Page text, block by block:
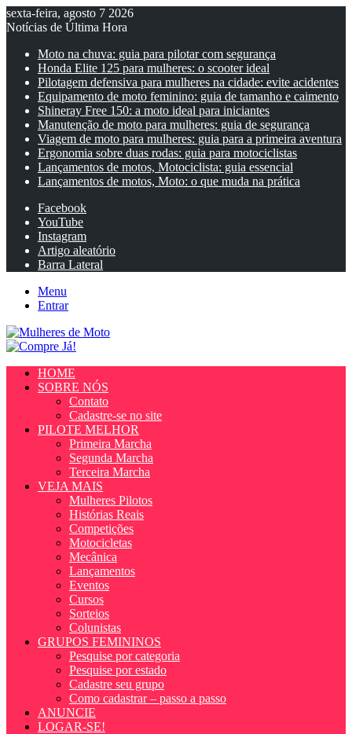
sexta-feira, agosto 7 2026
Notícias de Última Hora
Moto na chuva: guia para pilotar com segurança
Honda Elite 125 para mulheres: o scooter ideal
Pilotagem defensiva para mulheres na cidade: evite acidentes
Equipamento de moto feminino: guia de tamanho e caimento
Shineray Free 150: a moto ideal para iniciantes
Manutenção de moto para mulheres: guia de segurança
Viagem de moto para mulheres: guia para a primeira aventura
Ergonomia sobre duas rodas: guia para motociclistas
Lançamentos de motos, Motociclista: guia essencial
Lançamentos de motos, Moto: o que muda na prática
Facebook
YouTube
Instagram
Artigo aleatório
Barra Lateral
Menu
Entrar
HOME
SOBRE NÓS
Contato
Cadastre-se no site
PILOTE MELHOR
Primeira Marcha
Segunda Marcha
Terceira Marcha
VEJA MAIS
Mulheres Pilotos
Histórias Reais
Competições
Motocicletas
Mecânica
Lançamentos
Eventos
Cursos
Sorteios
Colunistas
GRUPOS FEMININOS
Pesquise por categoria
Pesquise por estado
Cadastre seu grupo
Como cadastrar – passo a passo
ANUNCIE
LOGAR-SE!